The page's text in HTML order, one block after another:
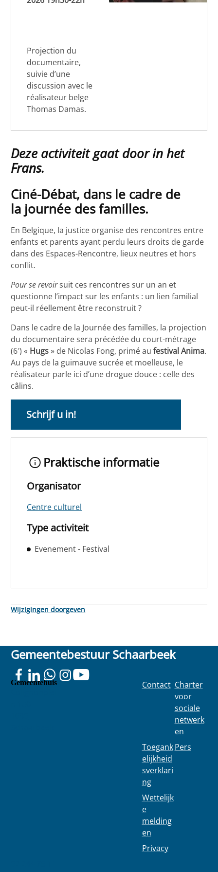
Projection du
documentaire,
suivie d’une
discussion avec le
réalisateur belge
Thomas Damas.
Deze activiteit gaat door in het
Frans.
Ciné-Débat, dans le cadre de
la journée des familles.
En Belgique, la justice organise des rencontres entre
enfants et parents ayant perdu leurs droits de garde
dans des Espaces-Rencontre, lieux neutres et hors
conflit.
Pour se revoirsuit ces rencontres sur un an et
questionne l’impact sur les enfants : un lien familial
peut-il réellement être reconstruit ?
Dans le cadre de la Journée des familles, la projection
du documentaire sera précédée du court-métrage
(6′) « Hugs» de Nicolas Fong, primé aufestival Anima.
Au pays de la guimauve sucrée et moelleuse, le
réalisateur parle ici d’une drogue douce : celle des
câlins.
Schrijf u in!
Praktische informatie
Organisator
Centre culturel
Type activiteit
Evenement - Festival
Wijzigingen doorgeven
Gemeentebestuur Schaarbeek
Gemeentehuis Contact
Toegank
elijkheid
sverklari
ng
Wettelijk
e
melding
en
Privacy
Charter
voor
sociale
netwerk
en
Pers